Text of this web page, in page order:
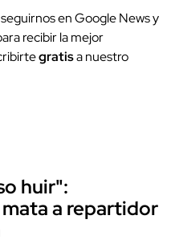
en Google News y
recibir la mejor
gratisa nuestro
huir":
a repartidor